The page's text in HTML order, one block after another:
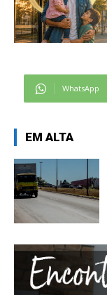
WhatsApp
EM ALTA